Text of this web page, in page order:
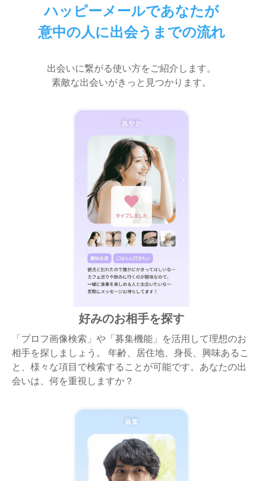
ハッピーメールであなたが
意中の人に出会うまでの流れ
出会いに繋がる使い方をご紹介します。
素敵な出会いがきっと見つかります。
好みのお相手を探す
「プロフ画像検索」や「募集機能」を活用して理想のお
相手を探しましょう。 年齢、居住地、身長、興味あるこ
と、様々な項目で検索することが可能です。あなたの出
会いは、何を重視しますか？